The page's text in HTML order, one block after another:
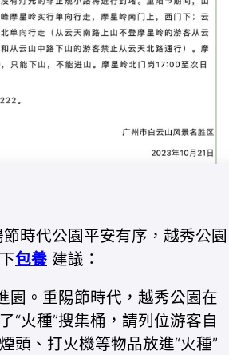
節時代公園平安有序，越秀公園
包養 建議：
園。重陽節時代，越秀公園在
“火種”搜集桶，請列位游客自
頭、打火機等物品放進“火種”